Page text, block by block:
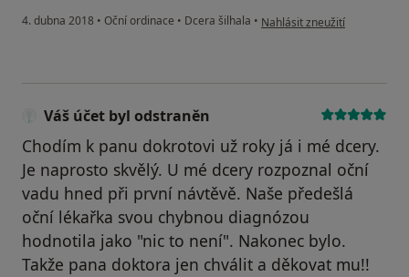
4. dubna 2018 • Oční ordinace • Dcera šilhala • podle názoru uživatele Váš
Nahlásit zneužití
Váš účet byl odstraněn
Chodím k panu dokrotovi už roky já i mé dcery.
Je naprosto skvělý. U mé dcery rozpoznal oční
vadu hned při první návtěvě. Naše předešlá
oční lékařka svou chybnou diagnózou
hodnotila jako "nic to není". Nakonec bylo.
Takže pana doktora jen chválit a děkovat mu!!